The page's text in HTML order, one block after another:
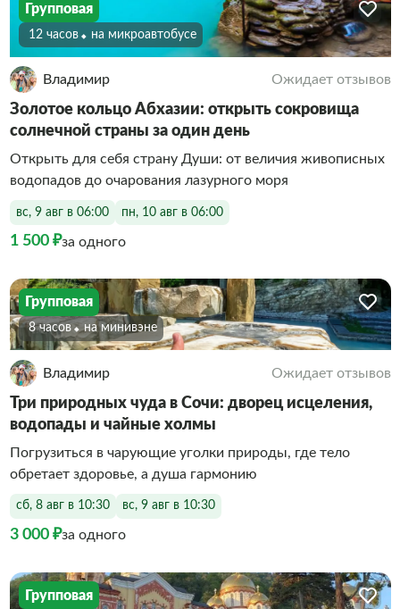
Групповая
12 часов На микроавтобусе
Владимир Ожидает отзывов
Золотое кольцо Абхазии: открыть сокровища
солнечной страны за один день
Открыть для себя страну Души: от величия живописных
водопадов до очарования лазурного моря
вс, 9 авг в 06:00 пн, 10 авг в 06:00
1 500 ₽за одного
Групповая
8 часов На минивэне
Владимир Ожидает отзывов
Три природных чуда в Сочи: дворец исцеления,
водопады и чайные холмы
Погрузиться в чарующие уголки природы, где тело
обретает здоровье, а душа гармонию
сб, 8 авг в 10:30 вс, 9 авг в 10:30
3 000 ₽за одного
Групповая